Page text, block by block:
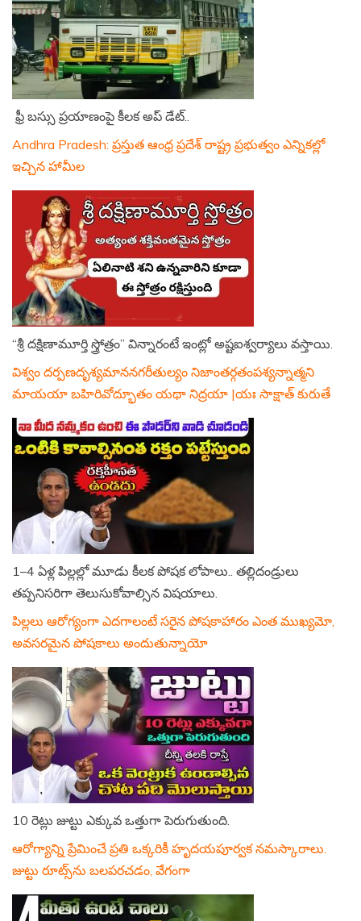
ఫ్రీ బస్సు ప్రయాణంపై కీలక అప్ డేట్..
Andhra Pradesh: ప్రస్తుత ఆంధ్ర ప్రదేశ్ రాష్ట్ర ప్రభుత్వం ఎన్నికల్లో
ఇచ్చిన హామీల
“శ్రీ దక్షిణామూర్తి స్త్రోత్రం” విన్నారంటే ఇంట్లో అష్టఐశ్వర్యాలు వస్తాయి.
విశ్వం దర్పణదృశ్యమాననగరీతుల్యం నిజాంతర్గతంపశ్యన్నాత్మని
మాయయా బహిరివోద్భూతం యథా నిద్రయా |యః సాక్షాత్ కురుతే
1–4 ఏళ్ల పిల్లల్లో మూడు కీలక పోషక లోపాలు.. తల్లిదండ్రులు
తప్పనిసరిగా తెలుసుకోవాల్సిన విషయాలు.
పిల్లలు ఆరోగ్యంగా ఎదగాలంటే సరైన పోషకాహారం ఎంత ముఖ్యమో,
అవసరమైన పోషకాలు అందుతున్నాయో
10 రెట్లు జుట్టు ఎక్కువ ఒత్తుగా పెరుగుతుంది.
ఆరోగ్యాన్ని ప్రేమించే ప్రతి ఒక్కరికీ హృదయపూర్వక నమస్కారాలు.
జుట్టు రూట్స్‌ను బలపరచడం, వేగంగా